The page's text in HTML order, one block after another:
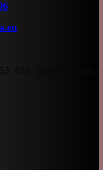
691 (Banka Intesa